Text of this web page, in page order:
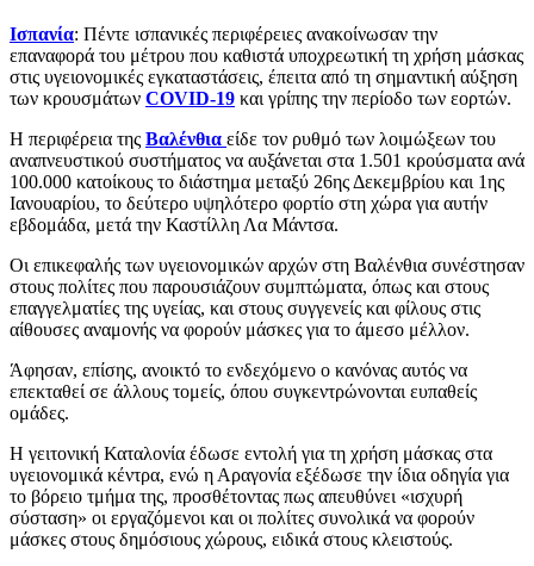
Ισπανία: Πέντε ισπανικές περιφέρειες ανακοίνωσαν την
επαναφορά του μέτρου που καθιστά υποχρεωτική τη χρήση μάσκας
στις υγειονομικές εγκαταστάσεις, έπειτα από τη σημαντική αύξηση
των κρουσμάτων COVID-19 και γρίπης την περίοδο των εορτών.
Η περιφέρεια της Βαλένθια είδε τον ρυθμό των λοιμώξεων του
αναπνευστικού συστήματος να αυξάνεται στα 1.501 κρούσματα ανά
100.000 κατοίκους το διάστημα μεταξύ 26ης Δεκεμβρίου και 1ης
Ιανουαρίου, το δεύτερο υψηλότερο φορτίο στη χώρα για αυτήν
εβδομάδα, μετά την Καστίλλη Λα Μάντσα.
Οι επικεφαλής των υγειονομικών αρχών στη Βαλένθια συνέστησαν
στους πολίτες που παρουσιάζουν συμπτώματα, όπως και στους
επαγγελματίες της υγείας, και στους συγγενείς και φίλους στις
αίθουσες αναμονής να φορούν μάσκες για το άμεσο μέλλον.
Άφησαν, επίσης, ανοικτό το ενδεχόμενο ο κανόνας αυτός να
επεκταθεί σε άλλους τομείς, όπου συγκεντρώνονται ευπαθείς
ομάδες.
Η γειτονική Καταλονία έδωσε εντολή για τη χρήση μάσκας στα
υγειονομικά κέντρα, ενώ η Αραγονία εξέδωσε την ίδια οδηγία για
το βόρειο τμήμα της, προσθέτοντας πως απευθύνει «ισχυρή
σύσταση» οι εργαζόμενοι και οι πολίτες συνολικά να φορούν
μάσκες στους δημόσιους χώρους, ειδικά στους κλειστούς.